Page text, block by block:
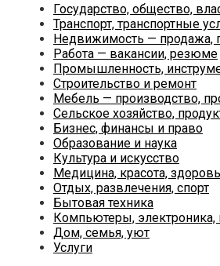
Государство, общество,
Транспорт, транспортные
Недвижимость — продажа,
Работа — вакансии, резюме
Промышленность,
Строительство и ремонт
Мебель — производство,
Сельское хозяйство,
Бизнес, финансы и право
Образование и наука
Культура и искусство
Медицина, красота,
Отдых, развлечения, спорт
Бытовая техника
Компьютеры, электроника,
Дом, семья, уют
Услуги